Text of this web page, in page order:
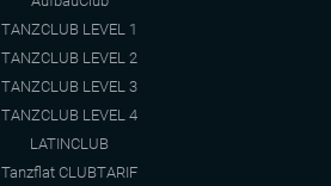
TANZCLUB LEVEL 1
TANZCLUB LEVEL 2
TANZCLUB LEVEL 3
TANZCLUB LEVEL 4
LATINCLUB
Tanzflat CLUBTARIF